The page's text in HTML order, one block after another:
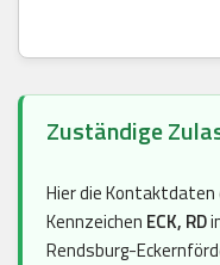
Zuständige
Hier die
Kennzeichen ECK, RD
Rendsburg-